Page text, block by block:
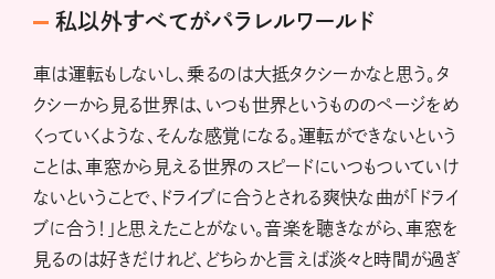
私以外すべてがパラレルワールド
車は運転もしないし、乗るのは大抵タクシーかなと思う。タ
クシーから見る世界は、いつも世界というもののページをめ
くっていくような、そんな感覚になる。運転ができないという
ことは、車窓から見える世界のスピードにいつもついていけ
ないということで、ドライブに合うとされる爽快な曲が「ドライ
ブに合う！」と思えたことがない。音楽を聴きながら、車窓を
見るのは好きだけれど、どちらかと言えば淡々と時間が過ぎ